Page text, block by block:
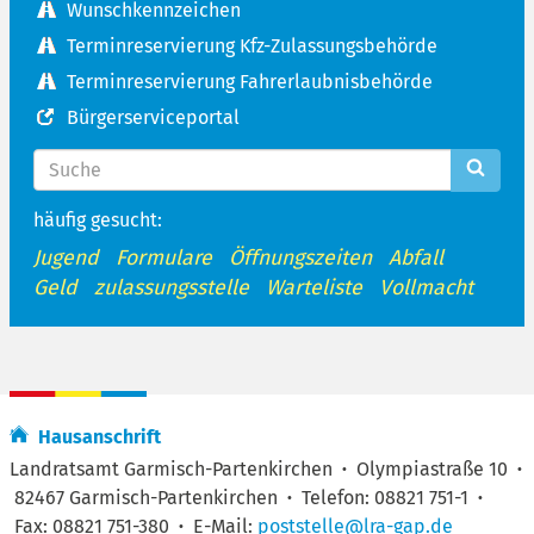
Wunschkennzeichen
Terminreservierung Kfz-Zulassungsbehörde
Terminreservierung Fahrerlaubnisbehörde
Bürgerserviceportal
häufig gesucht:
Jugend Formulare Öffnungszeiten
Abfall
Geld
zulassungsstelle Warteliste Vollmacht
Hausanschrift
Landratsamt Garmisch-Partenkirchen · Olympiastraße 10 ·
82467 Garmisch-Partenkirchen · Telefon: 08821 751-1 ·
Fax: 08821 751-380 · E-Mail: poststelle@lra-gap.de